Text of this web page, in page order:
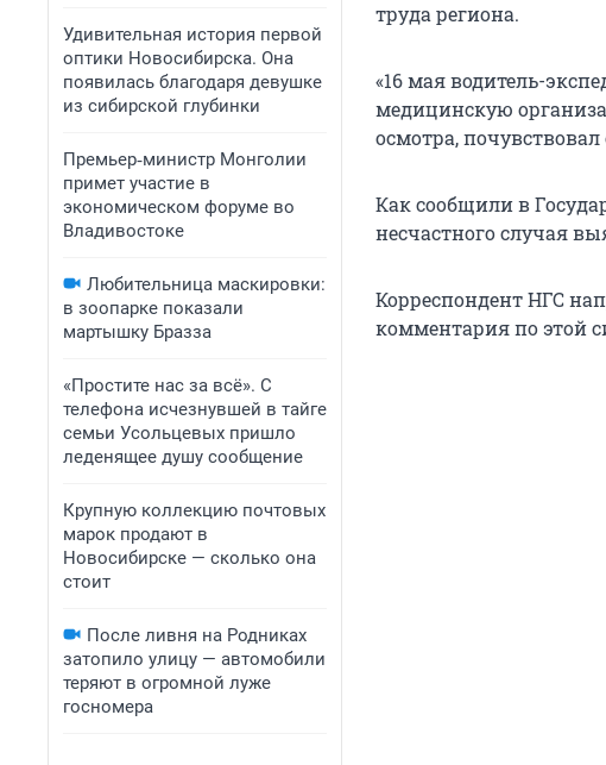
Удивительная история первой
оптики Новосибирска. Она
появилась благодаря девушке
из сибирской глубинки
Премьер‑министр Монголии
примет участие в
экономическом форуме во
Владивостоке
Любительница маскировки:
в зоопарке показали
мартышку Бразза
«Простите нас за всё». С
телефона исчезнувшей в тайге
семьи Усольцевых пришло
леденящее душу сообщение
Крупную коллекцию почтовых
марок продают в
Новосибирске — сколько она
стоит
После ливня на Родниках
затопило улицу — автомобили
теряют в огромной луже
госномера
труда региона.
«16 мая водитель-
медицинскую
осмотра,
Как сообщили в
несчастного случая
Корреспондент НГС
комментария по этой